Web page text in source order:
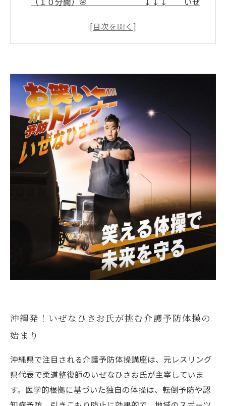
沖縄発！いぜなひさお氏が挑む介護予防体操の
症・引きこもりを防ぐ
地域と連携！スポーツクラブや自治会で広がる
介護予防体操の輪
那覇ハーリーでも大活躍！介護予防体操が地域
に根付くまでの道のり
今後の課題と展望〜沖縄の介護崩壊を防ぐ介護
予防体操の未来へ
介護人材不足を救う鍵！効果絶大な沖縄の介護
予防体操講座とは？
笑いと健康を届ける！お笑い介護予防トレーナ
ー・いぜなひさお氏の魅力
沖縄発！いぜなひさお氏が挑む介護予防体操の
始まり
沖縄県で注目される介護予防体操講座は、元レスリング
県代表で柔道整復師のいぜなひさお氏が主宰していま
す。医学的根拠に基づいた独自の体操は、転倒予防や認